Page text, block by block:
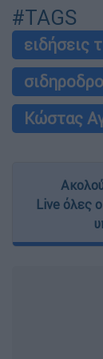
#TAGS
ειδήσεις
Κώστας
Live όλες